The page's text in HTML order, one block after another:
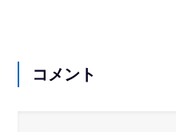
コメント